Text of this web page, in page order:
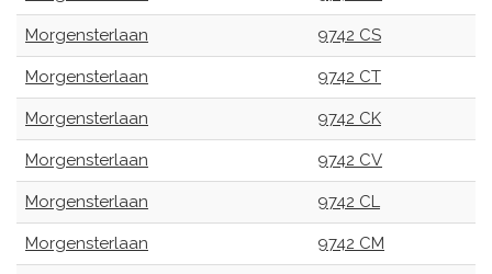
Morgensterlaan 9742 CS
Morgensterlaan 9742 CT
Morgensterlaan 9742 CK
Morgensterlaan 9742 CV
Morgensterlaan 9742 CL
Morgensterlaan 9742 CM